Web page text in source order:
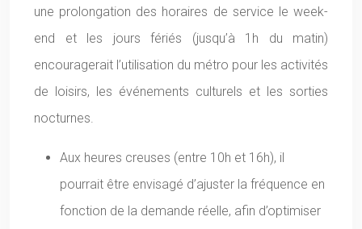
une prolongation des horaires de service le week-
end et les jours fériés (jusqu’à 1h du matin)
encouragerait l’utilisation du métro pour les activités
de loisirs, les événements culturels et les sorties
nocturnes.
Aux heures creuses (entre 10h et 16h), il
pourrait être envisagé d’ajuster la fréquence en
fonction de la demande réelle, afin d’optimiser